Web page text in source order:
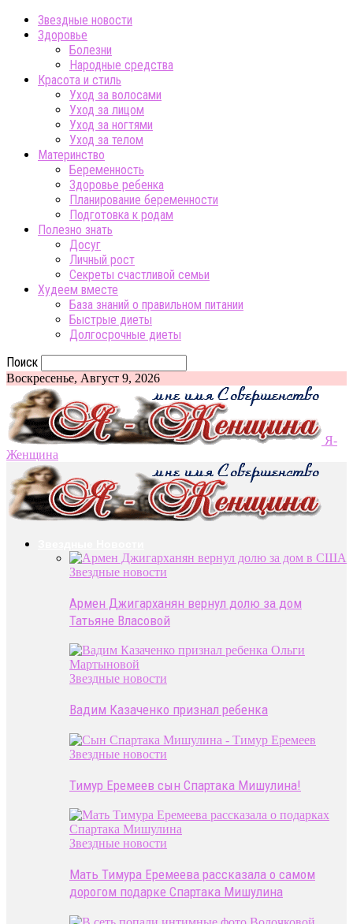
Звездные новости
Здоровье
Болезни
Народные средства
Красота и стиль
Уход за волосами
Уход за лицом
Уход за ногтями
Уход за телом
Материнство
Беременность
Здоровье ребенка
Планирование беременности
Подготовка к родам
Полезно знать
Досуг
Личный рост
Секреты счастливой семьи
Худеем вместе
База знаний о правильном питании
Быстрые диеты
Долгосрочные диеты
Поиск
Воскресенье, Август 9, 2026
Я-
Женщина
Звездные новости
Армен Джигарханян вернул долю за дом
Татьяне Власовой
Звездные новости
Вадим Казаченко признал ребенка
Звездные новости
Тимур Еремеев сын Спартака Мишулина!
Звездные новости
Мать Тимура Еремеева рассказала о самом
дорогом подарке Спартака Мишулина